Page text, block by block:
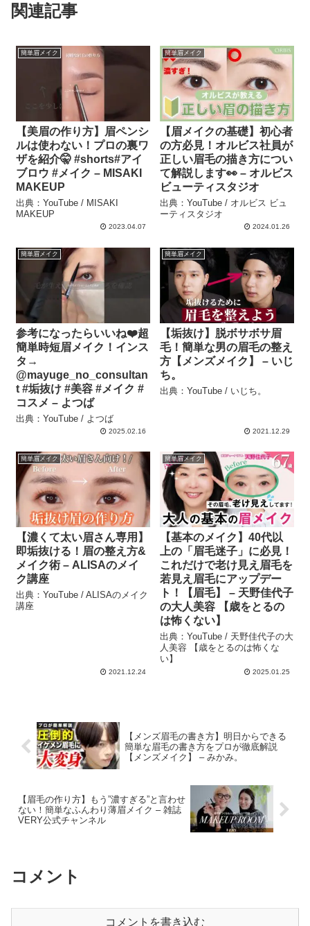
関連記事
簡単眉メイク
【美眉の作り方】眉ペンシ
ルは使わない！プロの裏ワ
ザを紹介🤫 #shorts#アイ
ブロウ #メイク – MISAKI
MAKEUP
出典：YouTube / MISAKI
MAKEUP
2023.04.07
簡単眉メイク
【眉メイクの基礎】初心者
の方必見！オルビス社員が
正しい眉毛の描き方につい
て解説します👀 – オルビス
ビューティスタジオ
出典：YouTube / オルビス ビュ
ーティスタジオ
2024.01.26
簡単眉メイク
参考になったらいいね❤️超
簡単時短眉メイク！インス
タ→
@mayuge_no_consultan
t #垢抜け #美容 #メイク #
コスメ – よつば
出典：YouTube / よつば
2025.02.16
簡単眉メイク
【垢抜け】脱ボサボサ眉
毛！簡単な男の眉毛の整え
方【メンズメイク】 – いじ
ち。
出典：YouTube / いじち。
2021.12.29
簡単眉メイク
【濃くて太い眉さん専用】
即垢抜ける！眉の整え方&
メイク術 – ALISAのメイ
ク講座
出典：YouTube / ALISAのメイク
講座
2021.12.24
簡単眉メイク
【基本のメイク】40代以
上の「眉毛迷子」に必見！
これだけで老け見え眉毛を
若見え眉毛にアップデー
ト！【眉毛】 – 天野佳代子
の大人美容 【歳をとるの
は怖くない】
出典：YouTube / 天野佳代子の大
人美容 【歳をとるのは怖くな
い】
2025.01.25
【メンズ眉毛の書き方】明日からできる
簡単な眉毛の書き方をプロが徹底解説
【メンズメイク】 – みかみ。
【眉毛の作り方】もう”濃すぎる”と言わせ
ない！簡単なふんわり薄眉メイク – 雑誌
VERY公式チャンネル
コメント
コメントを書き込む